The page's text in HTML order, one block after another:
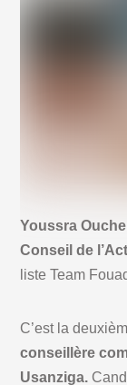
Youssra
Conseil de
liste Team
C’est la
conseillère
Usanziga.